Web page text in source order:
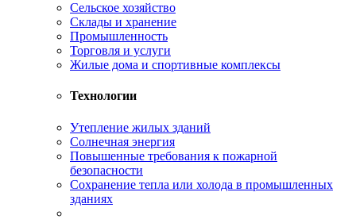
Сельское хозяйство
Склады и хранение
Промышленность
Торговля и услуги
Жилые дома и спортивные комплексы
Технологии
Утепление жилых зданий
Солнечная энергия
Повышенные требования к пожарной
безопасности
Сохранение тепла или холода в промышленных
зданиях